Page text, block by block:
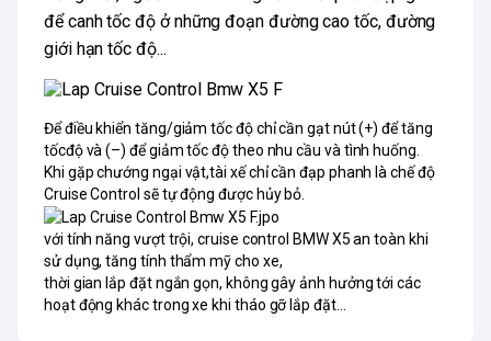
để canh tốc độ ở những đoạn đường cao tốc, đường
giới hạn tốc độ...
Để điều khiển tăng/giảm tốc độ chỉ cần gạt nút (+) để tăng
tốcđộ và (–) để giảm tốc độ theo nhu cầu và tình huống.
Khi gặp chướng ngại vật,tài xế chỉ cần đạp phanh là chế độ
Cruise Control sẽ tự động được hủy bỏ.
với tính năng vượt trội, cruise control BMW X5 an toàn khi
sử dụng, tăng tính thẩm mỹ cho xe,
thời gian lắp đặt ngắn gọn, không gây ảnh hưởng tới các
hoạt động khác trong xe khi tháo gỡ lắp đặt...